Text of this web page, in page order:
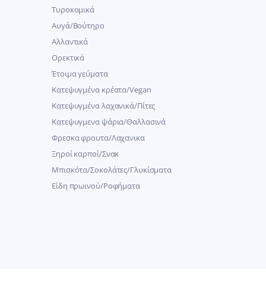
Τυροκομικά
Αυγά/Βούτηρο
Αλλαντικά
Ορεκτικά
Έτοιμα γεύματα
Κατεψυγμένα κρέατα/Vegan
Kατεψυγμένα λαχανικά/Πίτες
Κατεψυγμενα ψάρια/Θαλλασινά
Φρεσκα φρουτα/Λαχανικα
Ξηροί καρποί/Σνακ
Μπισκότα/Σοκολάτες/Γλυκίσματα
Είδη πρωινού/Ροφήματα